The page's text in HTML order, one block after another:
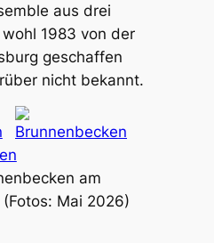
aus drei
1983 von der
geschaffen
nicht bekannt.
am
Mai 2026)